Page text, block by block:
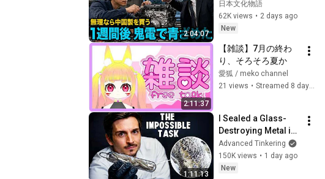
2:04:07
引先の倒産危機を救
った俺に取引先の新
部長「半額にしろ！
う」1週間後、部長か
ら鬼電→俺「お宅の
競合と5倍で独占契約
済みです」
日本文化物語
62K views • 2 days ago
New
2:11:37
【雑談】7月の終わ
り、そろそろ夏か
愛狐 / meko channel
21 views • Streamed 8 days ago
1:11:13
I Sealed a Glass-
Destroying Metal in
Glass
Advanced Tinkering
150K views • 1 day ago
New